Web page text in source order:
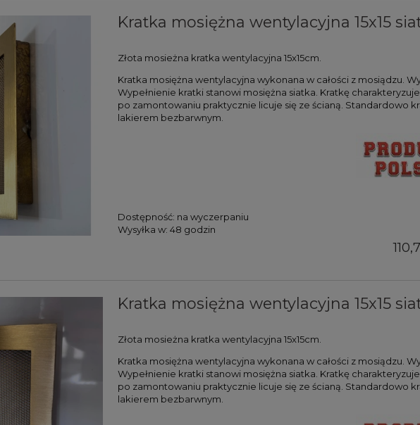
Kratka mosiężna wentylacyjna 15x15
Złota mosieżna kratka wentylacyjna 15x15cm.
Kratka mosiężna wentylacyjna wykonana w całości z mosiądzu.
Wypełnienie kratki stanowi mosiężna siatka. Kratkę
po zamontowaniu praktycznie licuje się ze ścianą. Standardowo
lakierem bezbarwnym.
Dostępność: na wyczerpaniu
Wysyłka w: 48 godzin
Kratka mosiężna wentylacyjna 15x15
Złota mosieżna kratka wentylacyjna 15x15cm.
Kratka mosiężna wentylacyjna wykonana w całości z mosiądzu.
Wypełnienie kratki stanowi mosiężna siatka. Kratkę
po zamontowaniu praktycznie licuje się ze ścianą. Standardowo
lakierem bezbarwnym.